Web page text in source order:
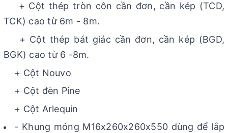
+ Cột thép tròn côn cần đơn, cần kép (TCD,
TCK) cao từ 6m - 8m.
+ Cột thép bát giác cần đơn, cần kép (BGD,
BGK) cao từ 6 -8m.
+ Cột Nouvo
+ Cột đèn Pine
+ Cột Arlequin
- Khung móng M16x260x260x550 dùng để lắp